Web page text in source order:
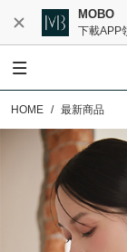
MOBO
下載APP
HOME 最新商品